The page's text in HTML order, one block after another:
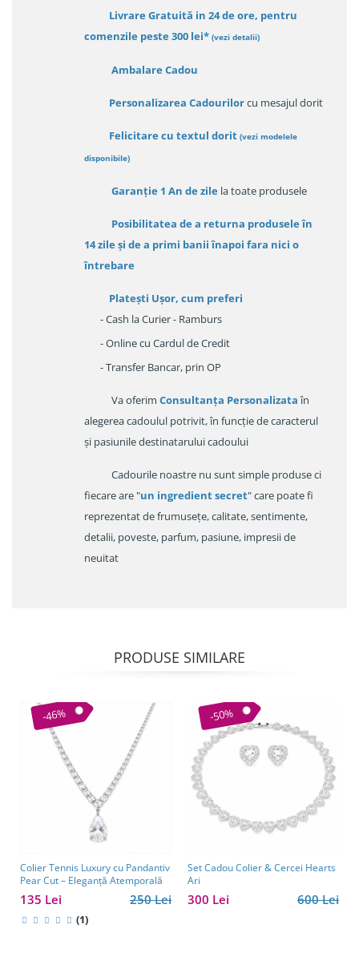
Livrare Gratuită in 24 de ore, pentru
comenzile peste 300 lei* (vezi detalii)
Ambalare Cadou
Personalizarea Cadourilorcu mesajul dorit
Felicitare cu textul dorit (vezi modelele
disponibile)
Garanție 1 An de zile la toate produsele
Posibilitatea de a returna produsele în
14 zileși de a primi banii înapoi fara nici o
întrebare
Platești Ușor, cum preferi
- Cash la Curier - Ramburs
- Online cu Cardul de Credit
- Transfer Bancar, prin OP
Va oferim Consultanța Personalizataîn
alegerea cadoulul potrivit, în funcție de caracterul
și pasiunile destinatarului cadoului
Cadourile noastre nu sunt simple produse ci
fiecare are "un ingredient secret" care poate fi
reprezentat de frumusețe, calitate, sentimente,
detalii, poveste, parfum, pasiune, impresii de
neuitat
PRODUSE SIMILARE
-46%
Colier Tennis Luxury cu Pandantiv
Pear Cut – Eleganță Atemporală
250 Lei
135 Lei
(1)
-50%
Set Cadou Colier & Cercei Hearts
Ari
600 Lei
300 Lei